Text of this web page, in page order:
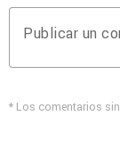
Publicar un
* Los comentarios